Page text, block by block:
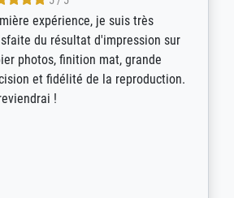
absolument irréprochable.
diversité des thèmes
et personnalisation des
(recadrage, réajustement des
Relation clientèle parfaite.